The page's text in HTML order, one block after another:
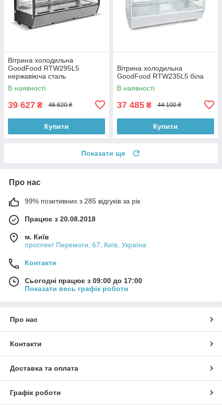
Вітрина холодильна
GoodFood RTW295L5
нержавіюча сталь
В наявності
39 627 ₴ 46 620 ₴
Купити
Вітрина холодильна
GoodFood RTW235L5 біла
В наявності
37 485 ₴ 44 100 ₴
Купити
Показати ще
Про нас
99% позитивних з 285 відгуків за рік
Працює з 20.08.2018
м. Київ
проспект Перемоги, 67, Київ, Україна
Контакти
Сьогодні працює з 09:00 до 17:00
Показати весь графік роботи
Про нас
Контакти
Доставка та оплата
Графік роботи